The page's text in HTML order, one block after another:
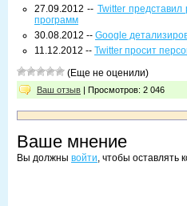
27.09.2012 -- Twitter
программ
30.08.2012 -- Google
11.12.2012 -- Twitter просит
(Еще не оценили)
Ваш отзыв | Просмотров: 2 046
Ваше мнение
Вы должны войти, чтобы оставлять